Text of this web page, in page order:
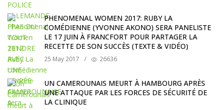
PHENOMENAL WOMEN 2017: RUBY LA
COMÉDIENNE (YVONNE AKONO) SERA PANELISTE
LE 17 JUIN À FRANCFORT POUR PARTAGER LA
RECETTE DE SON SUCCÈS (TEXTE & VIDÉO)
25 May 2017 / 26636
UN CAMEROUNAIS MEURT À HAMBOURG APRÈS
UNE ATTAQUE PAR LES FORCES DE SÉCURITÉ DE
LA CLINIQUE